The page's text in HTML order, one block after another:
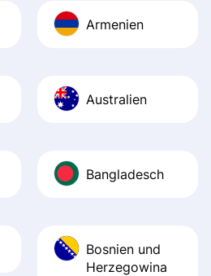
Armenien
Australien
Bangladesch
Bosnien und
Herzegowina